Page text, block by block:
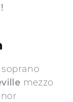
soprano
mezzo